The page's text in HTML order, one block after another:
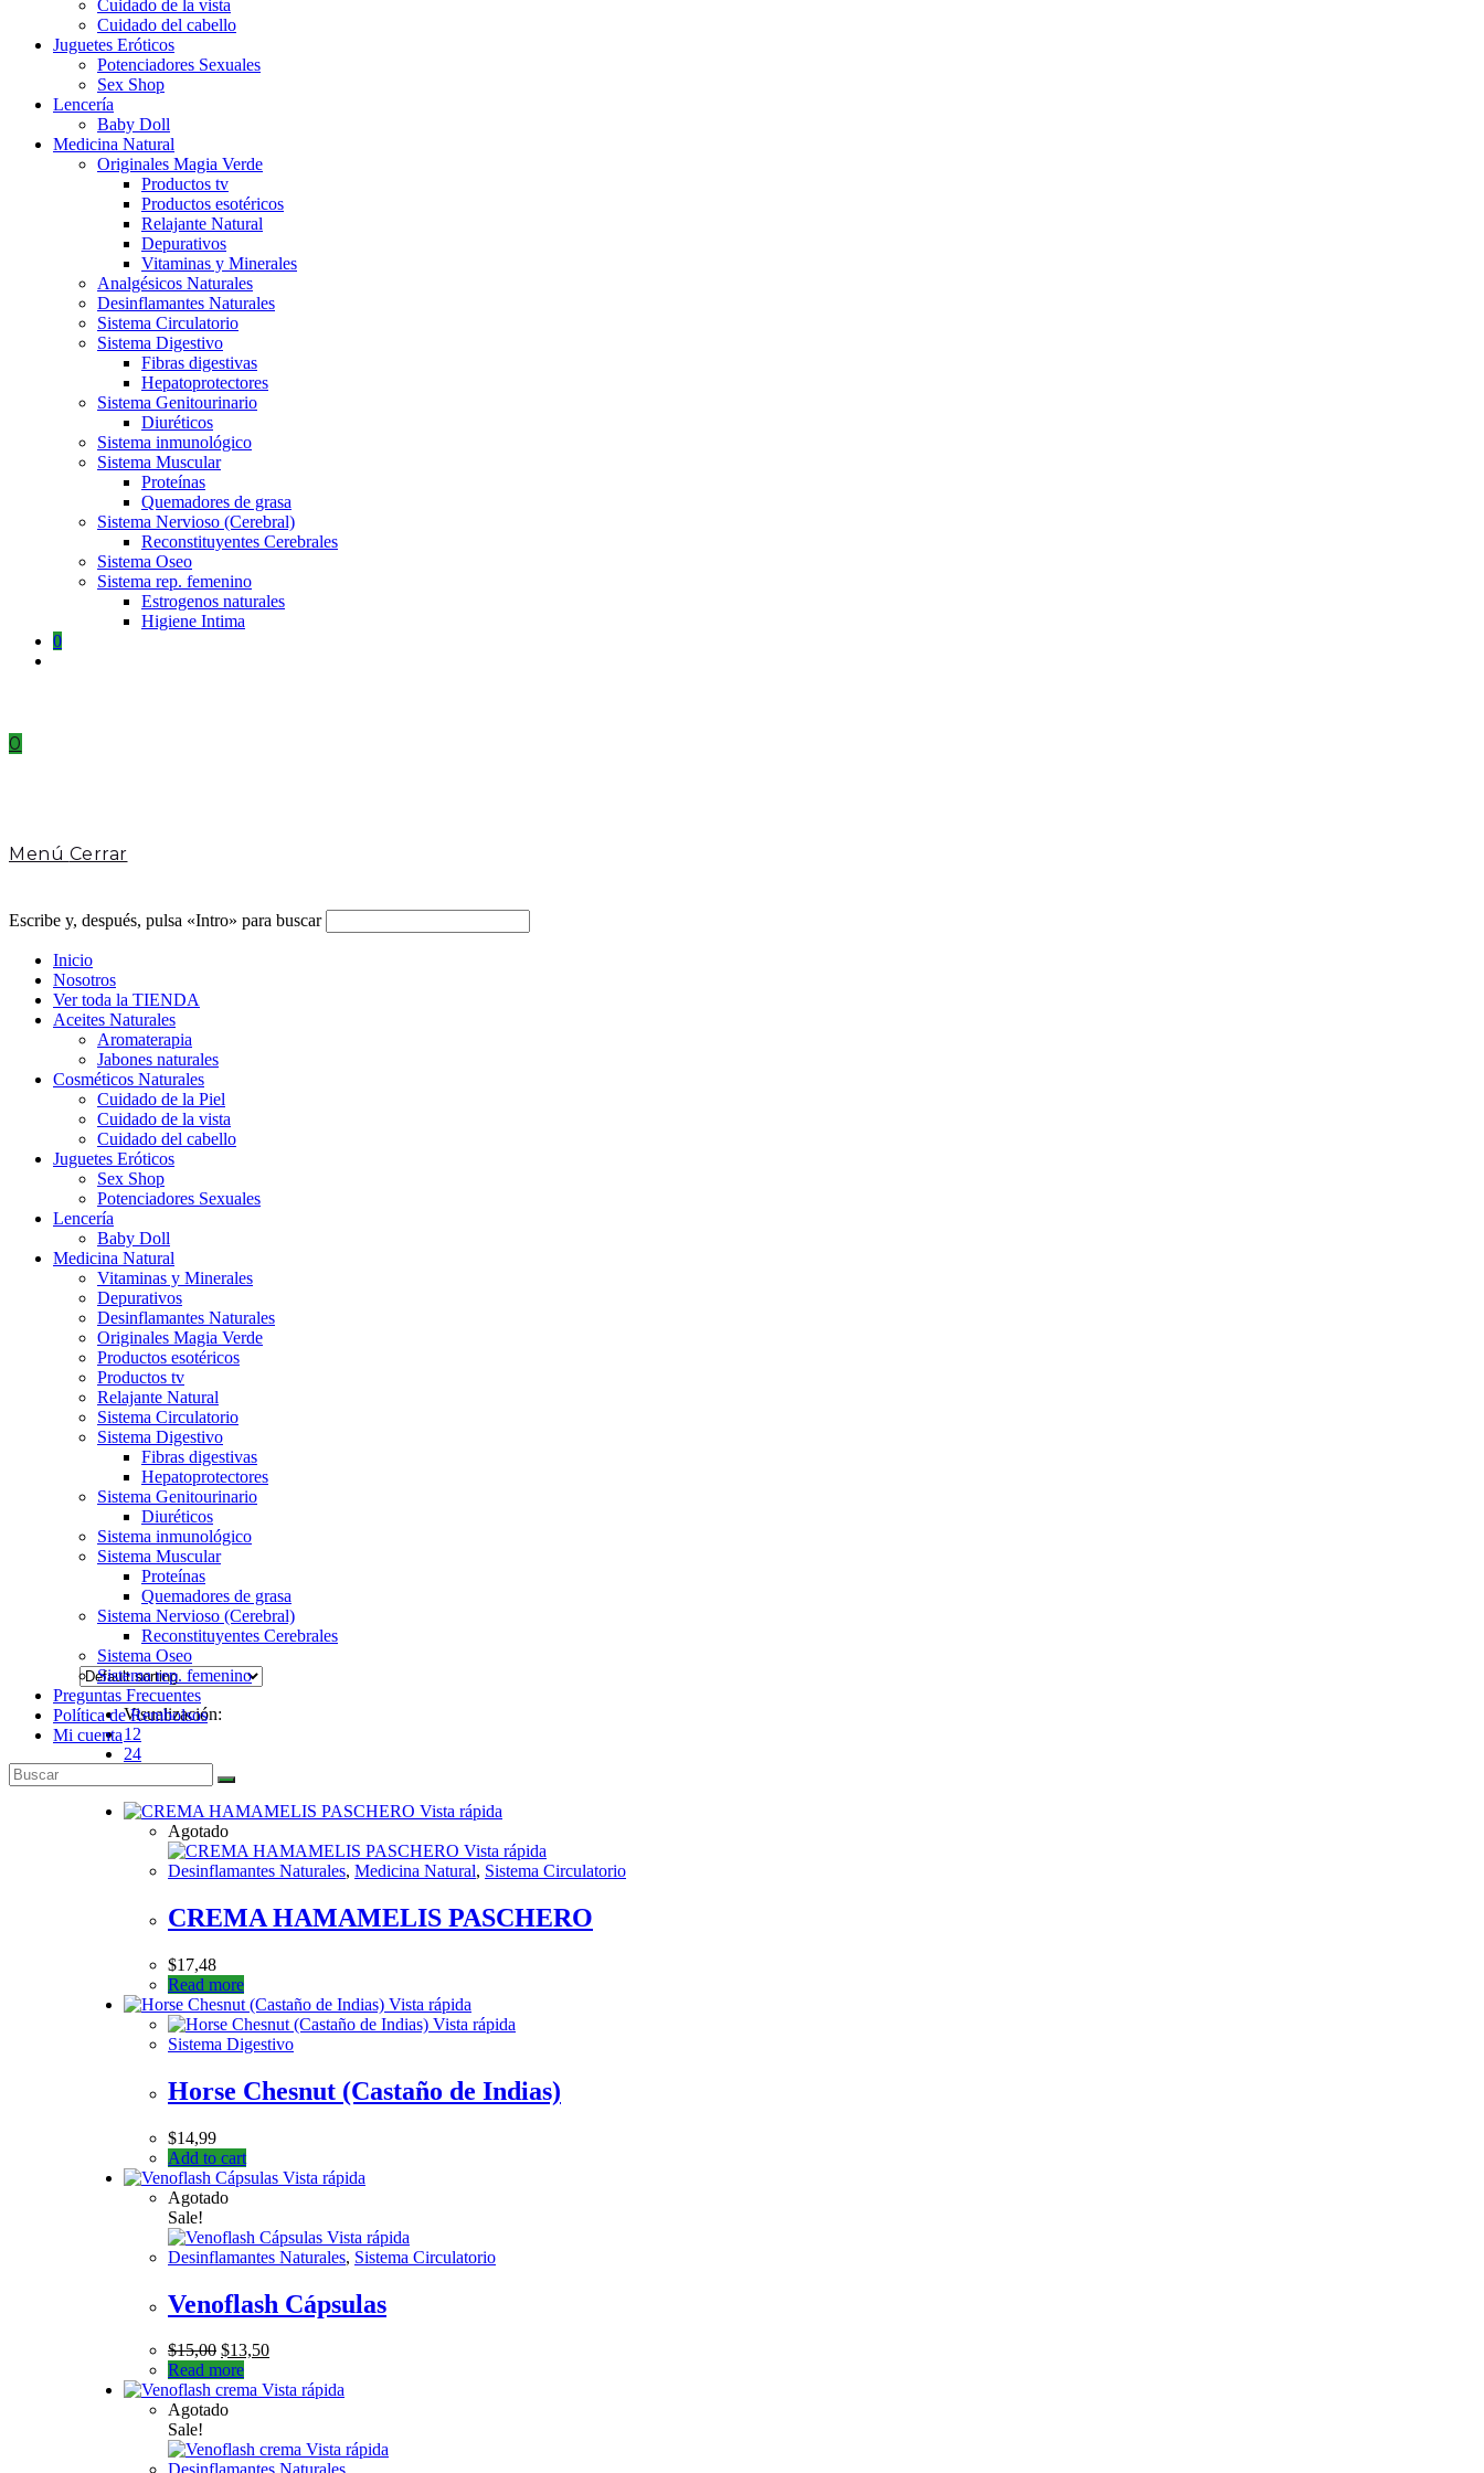
Cuidado de la vista
Cuidado del cabello
Juguetes Eróticos
Potenciadores Sexuales
Sex Shop
Lencería
Baby Doll
Medicina Natural
Originales Magia Verde
Productos tv
Productos esotéricos
Relajante Natural
Depurativos
Vitaminas y Minerales
Analgésicos Naturales
Desinflamantes Naturales
Sistema Circulatorio
Sistema Digestivo
Fibras digestivas
Hepatoprotectores
Sistema Genitourinario
Diuréticos
Sistema inmunológico
Sistema Muscular
Proteínas
Quemadores de grasa
Sistema Nervioso (Cerebral)
Reconstituyentes Cerebrales
Sistema Oseo
Sistema rep. femenino
Estrogenos naturales
Higiene Intima
0
0
Menú Cerrar
Escribe y, después, pulsa «Intro» para buscar
Inicio
Nosotros
Ver toda la TIENDA
Aceites Naturales
Aromaterapia
Jabones naturales
Cosméticos Naturales
Cuidado de la Piel
Cuidado de la vista
Cuidado del cabello
Juguetes Eróticos
Sex Shop
Potenciadores Sexuales
Lencería
Baby Doll
Medicina Natural
Vitaminas y Minerales
Depurativos
Desinflamantes Naturales
Originales Magia Verde
Productos esotéricos
Productos tv
Relajante Natural
Sistema Circulatorio
Sistema Digestivo
Fibras digestivas
Hepatoprotectores
Sistema Genitourinario
Diuréticos
Sistema inmunológico
Sistema Muscular
Proteínas
Quemadores de grasa
Sistema Nervioso (Cerebral)
Reconstituyentes Cerebrales
Sistema Oseo
Sistema rep. femenino
Preguntas Frecuentes
Política de Rembolsos
Mi cuenta
Visualización:
12
24
Vista rápida
Agotado
Vista rápida
Desinflamantes Naturales, Medicina Natural, Sistema Circulatorio
CREMA HAMAMELIS PASCHERO
$17,48
Read more
Vista rápida
Vista rápida
Sistema Digestivo
Horse Chesnut (Castaño de Indias)
$14,99
Add to cart
Vista rápida
Agotado
Sale!
Vista rápida
Desinflamantes Naturales, Sistema Circulatorio
Venoflash Cápsulas
$15,00 $13,50
Read more
Vista rápida
Agotado
Sale!
Vista rápida